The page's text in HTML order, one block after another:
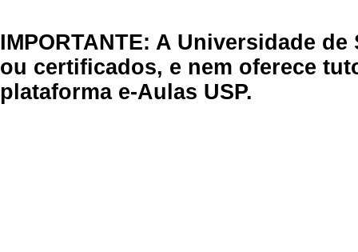
IMPORTANTE: A Universidade
ou certificados, e nem oferece
plataforma e-Aulas USP.